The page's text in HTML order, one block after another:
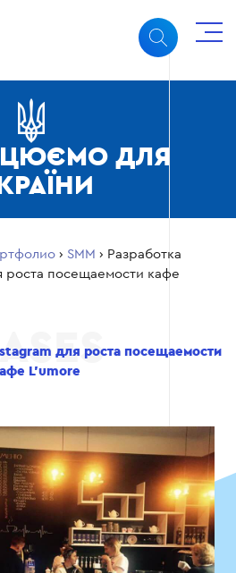
ДЛЯ
› SMM › Разработка
роста посещаемости кафе
для роста посещаемости
L’umore